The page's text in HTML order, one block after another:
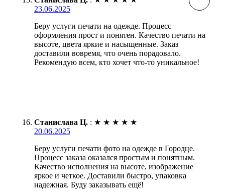
23.06.2025
Беру услуги печати на одежде. Процесс
оформления прост и понятен. Качество печати на
высоте, цвета яркие и насыщенные. Заказ
доставили вовремя, что очень порадовало.
Рекомендую всем, кто хочет что-то уникальное!
Станислава Ц. : ★ ★ ★ ★ ★
20.06.2025
Беру услуги печати фото на одежде в Городце.
Процесс заказа оказался простым и понятным.
Качество исполнения на высоте, изображение
яркое и четкое. Доставили быстро, упаковка
надежная. Буду заказывать ещё!